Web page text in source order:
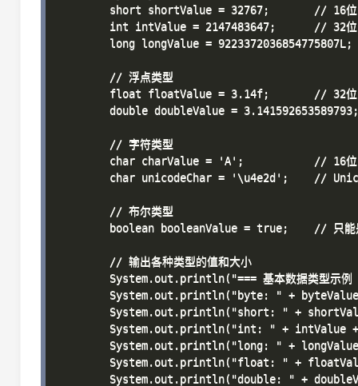
short shortValue = 32767;       // 16
int intValue = 2147483647;      // 32位
long longValue = 9223372036854775807L;
        // 浮点类型
float floatValue = 3.14f;       // 32位
double doubleValue = 3.141592653589793;
        // 字符类型
char charValue = 'A';           // 16
char unicodeChar = '\u4e2d';    //
        // 布尔类型
boolean booleanValue = true;    // 只能
        // 输出各种类型的值和大小
System.out.println("=== 基本数据类型示例
System.out.println("byte: " +
System.out.println("short: " +
System.out.println("int: " + intValue
System.out.println("long: " +
System.out.println("float: " +
System.out.println("double: " +